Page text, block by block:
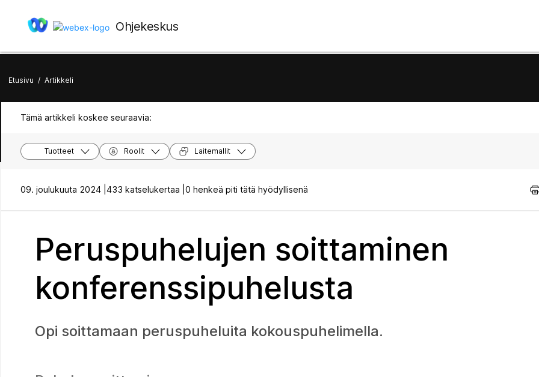
Ohjekeskus
Etusivu / Artikkeli
Tämä artikkeli koskee seuraavia:
Tuotteet Roolit Laitemallit
09. joulukuuta 2024 | 433 katselukertaa | 0 henkeä piti tätä hyödyllisenä
Peruspuhelujen soittaminen
konferenssipuhelusta
Opi soittamaan peruspuheluita kokouspuhelimella.